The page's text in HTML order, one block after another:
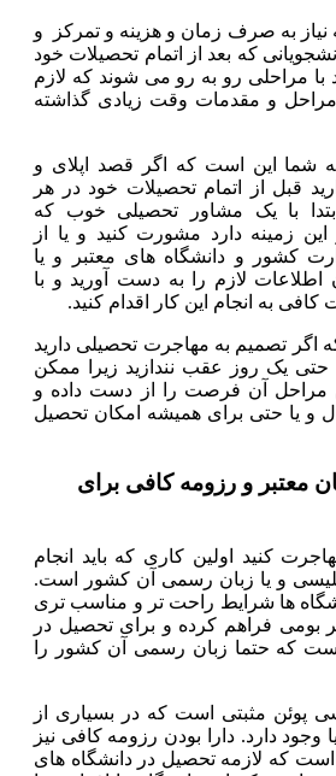
نیاز به صرف زمان و هزینه و تمرکز و
که بعد از اتمام تحصیلات خود
با مراحلی رو به رو می شوند که لازم
مراحل و مقدمات وقت زیادی گذاشته
شما این است که اگر قصد اپلای و
قبل از اتمام تحصیلات خود در هر
با یک مشاور تحصیلی خوب که
زمینه دارد مشورت کنید و یا از
کشور و دانشگاه های معتبر و یا
اطلاعات لازم را به دست آورید و با
به انجام این کار اقدام کنید.
اگر تصمیم به مهاجرت تحصیلی دارید
حتی یک روز عقب نندازید زیرا ممکن
مراحل آن فرصت را از دست داده و
و یا حتی برای همیشه امکان تحصیل
معتبر و رزومه کافی برای
کنید اولین کاری که باید انجام
و یا زبان رسمی آن کشور است.
ها شرایط راحت تر و مناسب تری
بومی فراهم کرده و برای تحصیل در
که حتما زبان رسمی آن کشور را
پوئن مثبتی است که در بسیاری از
وجود دارد. دارا بودن رزومه کافی نیز
که لازمه تحصیل در دانشگاه های